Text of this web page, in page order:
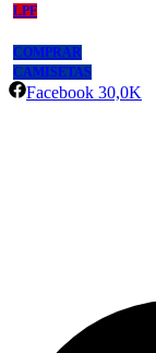
LPF
COMPRAR
CAMISETAS
Facebook 30,0K